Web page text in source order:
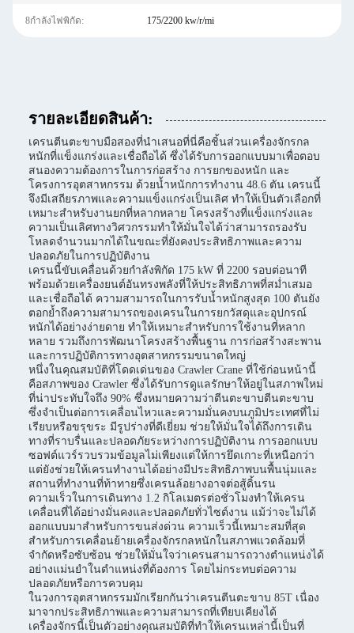
8กำลังไฟพิกัด: 175/2200 kw/r/mi
รายละเอียดสินค้า:
เครนตีนตะขาบมือสองที่นำเสนอที่นี่คือชิ้นส่วนเครื่องจักรกล
หนักที่แข็งแกร่งและเชื่อถือได้ ซึ่งได้รับการออกแบบมาเพื่อตอบ
สนองความต้องการในการก่อสร้าง การยกของหนัก และ
โครงการอุตสาหกรรม ด้วยน้ำหนักการทำงาน 48.6 ตัน เครนนี้
จึงมีเสถียรภาพและความแข็งแกร่งเป็นเลิศ ทำให้เป็นตัวเลือกที่
เหมาะสำหรับงานยกที่หลากหลาย โครงสร้างที่แข็งแกร่งและ
ความเป็นเลิศทางวิศวกรรมทำให้มั่นใจได้ว่าสามารถรองรับ
โหลดจำนวนมากได้ในขณะที่ยังคงประสิทธิภาพและความ
ปลอดภัยในการปฏิบัติงาน
เครนนี้ขับเคลื่อนด้วยกำลังพิกัด 175 kW ที่ 2200 รอบต่อนาที
พร้อมด้วยเครื่องยนต์อันทรงพลังที่ให้ประสิทธิภาพที่สม่ำเสมอ
และเชื่อถือได้ ความสามารถในการรับน้ำหนักสูงสุด 100 ตันยัง
ตอกย้ำถึงความสามารถของเครนในการยกวัสดุและอุปกรณ์
หนักได้อย่างง่ายดาย ทำให้เหมาะสำหรับการใช้งานที่หลาก
หลาย รวมถึงการพัฒนาโครงสร้างพื้นฐาน การก่อสร้างสะพาน
และการปฏิบัติการทางอุตสาหกรรมขนาดใหญ่
หนึ่งในคุณสมบัติที่โดดเด่นของ Crawler Crane ที่ใช้ก่อนหน้านี้
คือสภาพของ Crawler ซึ่งได้รับการดูแลรักษาให้อยู่ในสภาพใหม่
ที่น่าประทับใจถึง 90% ซึ่งหมายความว่าตีนตะขาบตีนตะขาบ
ซึ่งจำเป็นต่อการเคลื่อนไหวและความมั่นคงบนภูมิประเทศที่ไม่
เรียบหรือขรุขระ มีรูปร่างที่ดีเยี่ยม ช่วยให้มั่นใจได้ถึงการเดิน
ทางที่ราบรื่นและปลอดภัยระหว่างการปฏิบัติงาน การออกแบบ
ซอฟต์แวร์รวบรวมข้อมูลไม่เพียงแต่ให้การยึดเกาะที่เหนือกว่า
แต่ยังช่วยให้เครนทำงานได้อย่างมีประสิทธิภาพบนพื้นนุ่มและ
สถานที่ทำงานที่ท้าทายซึ่งเครนล้อยางอาจต่อสู้ดิ้นรน
ความเร็วในการเดินทาง 1.2 กิโลเมตรต่อชั่วโมงทำให้เครน
เคลื่อนที่ได้อย่างมั่นคงและปลอดภัยทั่วไซต์งาน แม้ว่าจะไม่ได้
ออกแบบมาสำหรับการขนส่งด่วน ความเร็วนี้เหมาะสมที่สุด
สำหรับการเคลื่อนย้ายเครื่องจักรกลหนักในสภาพแวดล้อมที่
จำกัดหรือซับซ้อน ช่วยให้มั่นใจว่าเครนสามารถวางตำแหน่งได้
อย่างแม่นยำในตำแหน่งที่ต้องการ โดยไม่กระทบต่อความ
ปลอดภัยหรือการควบคุม
ในวงการอุตสาหกรรมมักเรียกกันว่าเครนตีนตะขาบ 85T เนื่อง
มาจากประสิทธิภาพและความสามารถที่เทียบเคียงได้
เครื่องจักรนี้เป็นตัวอย่างคุณสมบัติที่ทำให้เครนเหล่านี้เป็นที่